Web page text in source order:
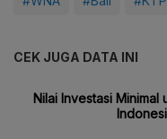
CEK JUGA DATA INI